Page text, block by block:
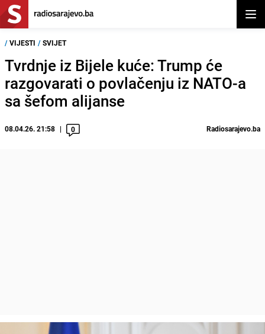
/ VIJESTI / SVIJET
Tvrdnje iz Bijele kuće: Trump će
razgovarati o povlačenju iz NATO-a
sa šefom alijanse
08.04.26. 21:58 0 Radiosarajevo.ba